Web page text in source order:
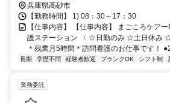
兵庫県高砂市
【勤務時間】 1) 08：30～17：30
【仕事内容】 【仕事内容】 まごころケア
護ステーション 〈 ☆日勤のみ ☆土日休み
＊残業月5時間＊訪問看護のお仕事です！
長期 学歴不問 経験者歓迎 ブランクOK シフト制
業務委託